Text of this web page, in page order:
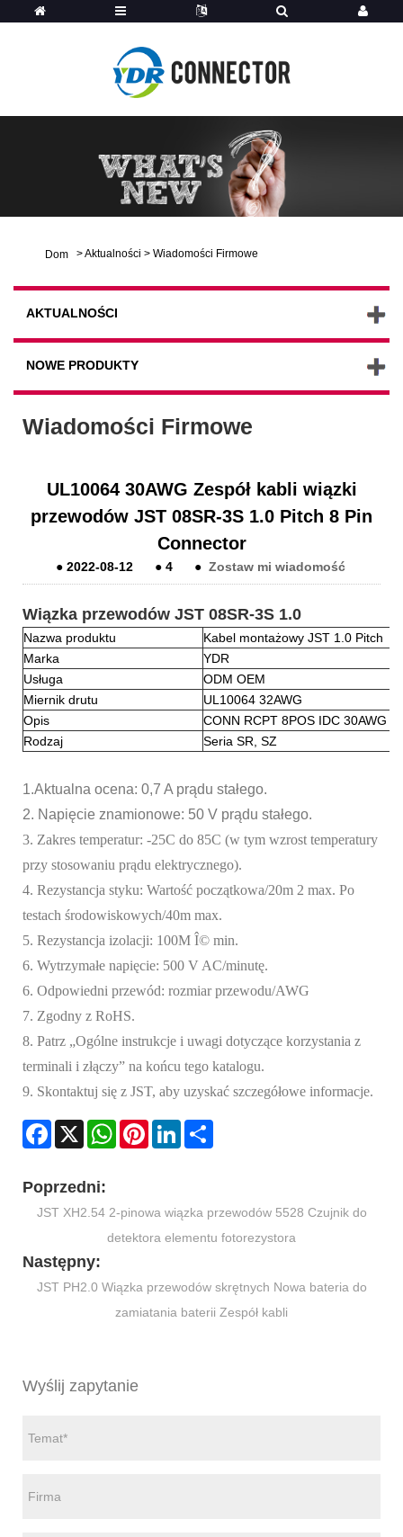
Dom >Aktualności > Wiadomości Firmowe
AKTUALNOŚCI
NOWE PRODUKTY
Wiadomości Firmowe
UL10064 30AWG Zespół kabli wiązki
przewodów JST 08SR-3S 1.0 Pitch 8 Pin
Connector
●2022-08-12 ●4 ● Zostaw mi wiadomość
Wiązka przewodów JST 08SR-3S 1.0
Nazwa produktu
Kabel montażowy JST 1.0 Pitch
Marka
YDR
Usługa
ODM OEM
Miernik drutu
UL10064 32AWG
Opis
CONN RCPT 8POS IDC 30AWG
Rodzaj
Seria SR, SZ
1.Aktualna ocena: 0,7 A prądu stałego.
2. Napięcie znamionowe: 50 V prądu stałego.
3. Zakres temperatur: -25C do 85C (w tym wzrost temperatury
przy stosowaniu prądu elektrycznego).
4. Rezystancja styku: Wartość początkowa/20m 2 max. Po
testach środowiskowych/40m max.
5. Rezystancja izolacji: 100M Î© min.
6. Wytrzymałe napięcie: 500 V AC/minutę.
6. Odpowiedni przewód: rozmiar przewodu/AWG
7. Zgodny z RoHS.
8. Patrz „Ogólne instrukcje i uwagi dotyczące korzystania z
terminali i złączy” na końcu tego katalogu.
9. Skontaktuj się z JST, aby uzyskać szczegółowe informacje.
Facebook
X WhatsAppPinterestLinkedIn
Poprzedni:
JST XH2.54 2-pinowa wiązka przewodów 5528 Czujnik do
detektora elementu fotorezystora
Następny:
JST PH2.0 Wiązka przewodów skrętnych Nowa bateria do
zamiatania baterii Zespół kabli
Wyślij zapytanie